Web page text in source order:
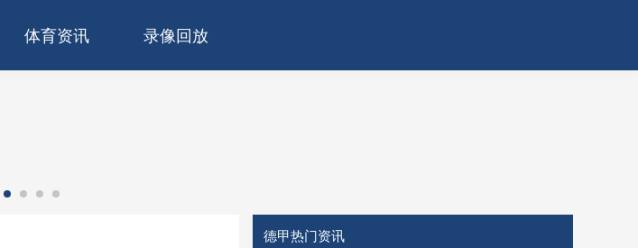
体育资讯 录像回放
德甲热门资讯